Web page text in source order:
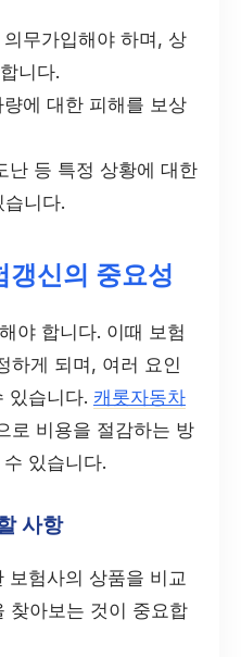
무가입해야 하며, 상
니다.
에 대한 피해를 보상
난 등 특정 상황에 대한
니다.
신의 중요성
야 합니다. 이때 보험
하게 되며, 여러 요인
있습니다. 캐롯자동차
로 비용을 절감하는 방
있습니다.
사항
보험사의 상품을 비교
찾아보는 것이 중요합